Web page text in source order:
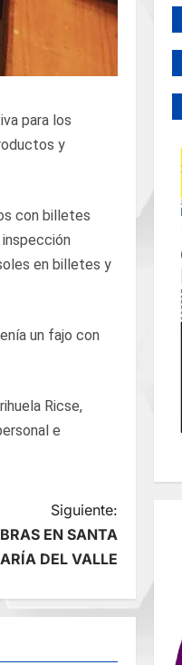
para los
y
con billetes
en billetes y
un fajo con
Ricse,
e
Siguiente:
EN SANTA
DEL VALLE